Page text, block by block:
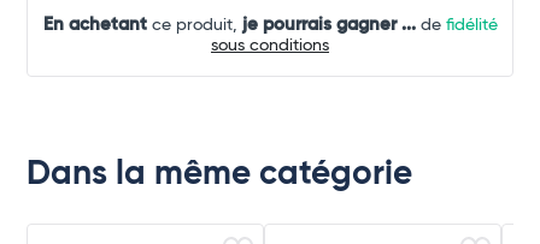
En achetantce produit, je pourrais gagner ...de fidélité
sous conditions
Dans la même catégorie